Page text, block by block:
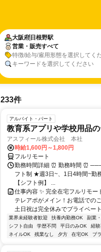
大阪府 日根野駅
営業・販売すべて
特徴/給与/雇用形態を選択してく
キーワードを選択してください
233件
アルバイト・パート
教育系アプリや学校用品
アスフィール株式会社 本社
時給1,600円～1,800円
フルリモート
勤務時間詳細 ⏰ 勤務時間 ⏰
フト制 ★週3日~、1日4時間~勤
【シフト例】 ...
仕事内容 ✨ 完全在宅フルリモ
テレアポがメイン！お電話での
土日祝は完全休みでプライベー
業界未経験者歓迎 扶養内勤務OK 副業
シフト自由
学歴不問 平日のみOK 経
ネイルOK
残業なし 夕方 在宅OK ブ